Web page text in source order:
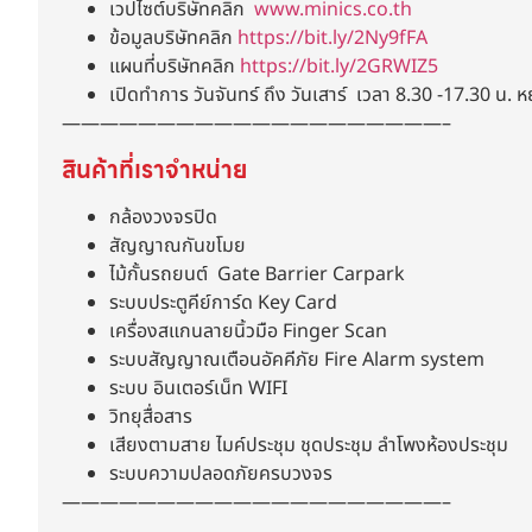
เวปไซต์บริษัทคลิก www.minics.co.th
ข้อมูลบริษัทคลิก https://bit.ly/2Ny9fFA
แผนที่บริษัทคลิก https://bit.ly/2GRWIZ5
เปิดทำการ วันจันทร์ ถึง วันเสาร์ เวลา 8.30 -17.30 น.
————————————————————–
สินค้าที่เราจำหน่าย
กล้องวงจรปิด
สัญญาณกันขโมย
ไม้กั้นรถยนต์ Gate Barrier Carpark
ระบบประตูคีย์การ์ด Key Card
เครื่องสแกนลายนิ้วมือ Finger Scan
ระบบสัญญาณเตือนอัคคีภัย Fire Alarm system
ระบบ อินเตอร์เน็ท WIFI
วิทยุสื่อสาร
เสียงตามสาย ไมค์ประชุม ชุดประชุม ลำโพงห้องประชุม
ระบบความปลอดภัยครบวงจร
————————————————————–